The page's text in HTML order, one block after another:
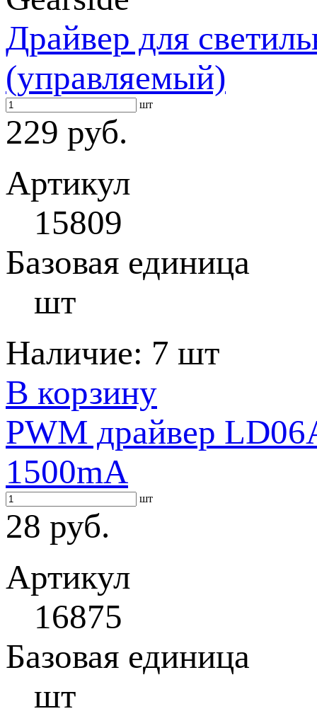
Драйвер для
(управляемый)
шт
229 руб.
Артикул
15809
Базовая единица
шт
Наличие: 7 шт
В корзину
PWM драйвер
1500mA
шт
28 руб.
Артикул
16875
Базовая единица
шт